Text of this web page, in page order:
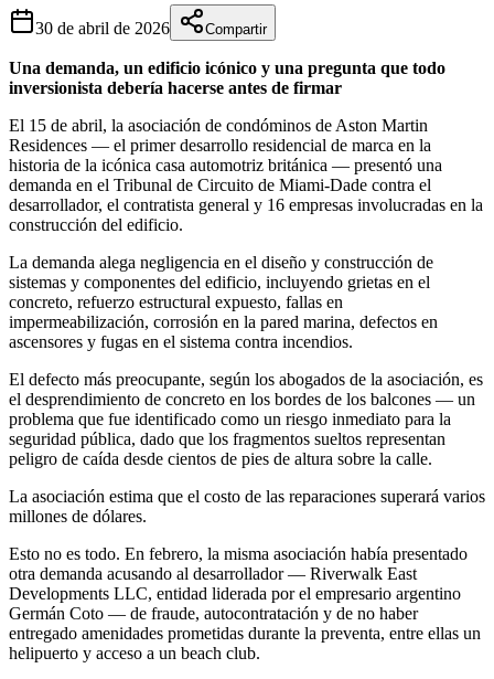
30 de abril de 2026 Compartir
Una demanda, un edificio icónico y una pregunta que todo
inversionista debería hacerse antes de firmar
El 15 de abril, la asociación de condóminos de Aston Martin
Residences — el primer desarrollo residencial de marca en la
historia de la icónica casa automotriz británica — presentó una
demanda en el Tribunal de Circuito de Miami-Dade contra el
desarrollador, el contratista general y 16 empresas involucradas en la
construcción del edificio.
La demanda alega negligencia en el diseño y construcción de
sistemas y componentes del edificio, incluyendo grietas en el
concreto, refuerzo estructural expuesto, fallas en
impermeabilización, corrosión en la pared marina, defectos en
ascensores y fugas en el sistema contra incendios.
El defecto más preocupante, según los abogados de la asociación, es
el desprendimiento de concreto en los bordes de los balcones — un
problema que fue identificado como un riesgo inmediato para la
seguridad pública, dado que los fragmentos sueltos representan
peligro de caída desde cientos de pies de altura sobre la calle.
La asociación estima que el costo de las reparaciones superará varios
millones de dólares.
Esto no es todo. En febrero, la misma asociación había presentado
otra demanda acusando al desarrollador — Riverwalk East
Developments LLC, entidad liderada por el empresario argentino
Germán Coto — de fraude, autocontratación y de no haber
entregado amenidades prometidas durante la preventa, entre ellas un
helipuerto y acceso a un beach club.